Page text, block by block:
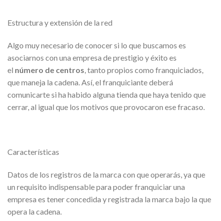
Estructura y extensión de la red
Algo muy necesario de conocer si lo que buscamos es
asociarnos con una empresa de prestigio y éxito es
el número de centros , tanto propios como franquiciados,
que maneja la cadena. Así, el franquiciante deberá
comunicarte si ha habido alguna tienda que haya tenido que
cerrar, al igual que los motivos que provocaron ese fracaso.
Características
Datos de los registros de la marca con que operarás, ya que
un requisito indispensable para poder franquiciar una
empresa es tener concedida y registrada la marca bajo la que
opera la cadena.